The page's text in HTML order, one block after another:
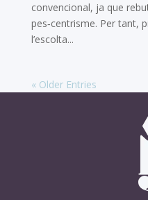
convencional, ja que
pes‑centrisme. Per tant,
l’escolta...
« Older Entries